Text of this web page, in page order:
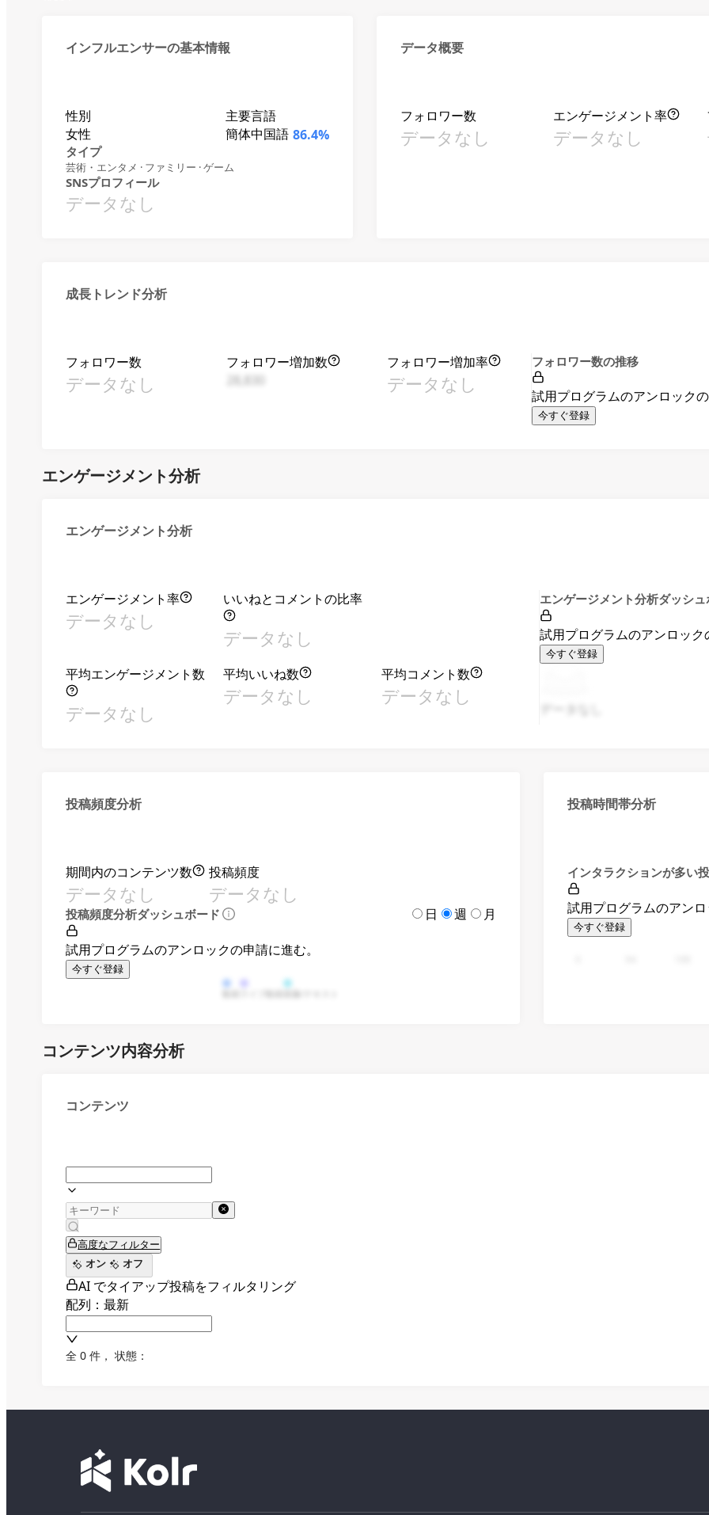
インフルエンサーの基本情報
性別
女性
主要言語
簡体中国語 86.4%
タイプ
芸術・エンタメ · ファミリー · ゲーム
SNSプロフィール
データなし
データ概要
フォロワー数
データなし
エンゲージメント率
データなし
成長トレンド分析
フォロワー数
データなし
フォロワー増加数
フォロワー増加率
データなし
フォロワー数の推移
試用プログラムのアンロックの
今すぐ登録
エンゲージメント分析
エンゲージメント分析
エンゲージメント率
データなし
いいねとコメントの比率
データなし
平均エンゲージメント数
データなし
平均いいね数
データなし
平均コメント数
データなし
エンゲージメント分析ダッシュ
試用プログラムのアンロック
今すぐ登録
投稿頻度分析
期間内のコンテンツ数
データなし
投稿頻度
データなし
投稿頻度分析ダッシュボード 日 週 月
試用プログラムのアンロックの申請に進む。
今すぐ登録
投稿時間帯分析
インタラクションが多い
試用プログラムのアンロ
今すぐ登録
コンテンツ内容分析
コンテンツ
高度なフィルター
オン
オフ
AI でタイアップ投稿をフィルタリング
配列：最新
全 0 件 ， 状態：